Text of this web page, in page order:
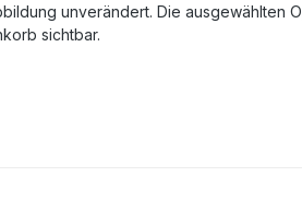
unverändert. Die ausgewählten
sichtbar.